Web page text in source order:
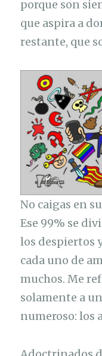
porque son
que aspira a
restante, que
No caigas en
Ese 99% se
los despiertos
cada uno de
muchos. Me
solamente a
numeroso: los